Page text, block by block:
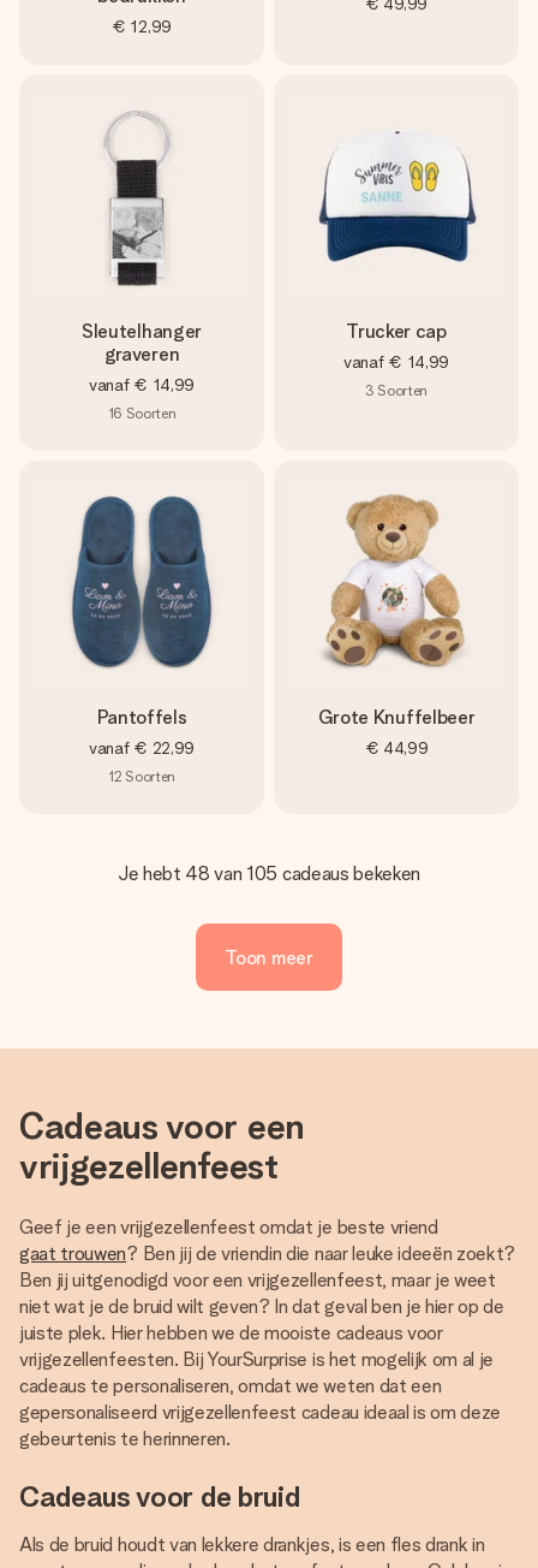
€ 12,99
Sleutelhanger
graveren
vanaf € 14,99
16 Soorten
Trucker cap
vanaf € 14,99
3 Soorten
Pantoffels
vanaf € 22,99
12 Soorten
Grote Knuffelbeer
€ 44,99
Je hebt 48 van 105 cadeaus bekeken
Toon meer
Cadeaus voor een
vrijgezellenfeest
Geef je een vrijgezellenfeest omdat je beste vriend
gaat trouwen? Ben jij de vriendin die naar leuke ideeën zoekt?
Ben jij uitgenodigd voor een vrijgezellenfeest, maar je weet
niet wat je de bruid wilt geven? In dat geval ben je hier op de
juiste plek. Hier hebben we de mooiste cadeaus voor
vrijgezellenfeesten. Bij YourSurprise is het mogelijk om al je
cadeaus te personaliseren, omdat we weten dat een
gepersonaliseerd vrijgezellenfeest cadeau ideaal is om deze
gebeurtenis te herinneren.
Cadeaus voor de bruid
Als de bruid houdt van lekkere drankjes, is een fles drank in